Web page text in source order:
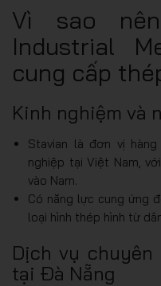
Vì sao
Industrial
cung cấp
Kinh nghiệm và
Stavian là đơn vị
nghiệp tại Việt Nam,
vào Nam.
Có năng lực cung ứng
loại hình thép hình từ
Dịch vụ
tại Đà Nẵng